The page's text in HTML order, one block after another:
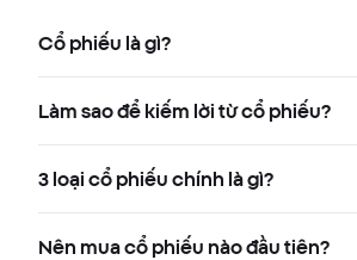
Cổ phiếu là gì?
Làm sao để kiếm lời từ cổ phiếu?
3 loại cổ phiếu chính là gì?
Nên mua cổ phiếu nào đầu tiên?